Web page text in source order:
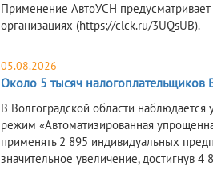
Применение АвтоУСН
организациях (https://clck.ru/3UQsUB).
05.08.2026
Около 5 тысяч налогоплательщиков
В Волгоградской области
режим «Автоматизированная
применять 2 895 индивидуальных
значительное увеличение, достигнув 4